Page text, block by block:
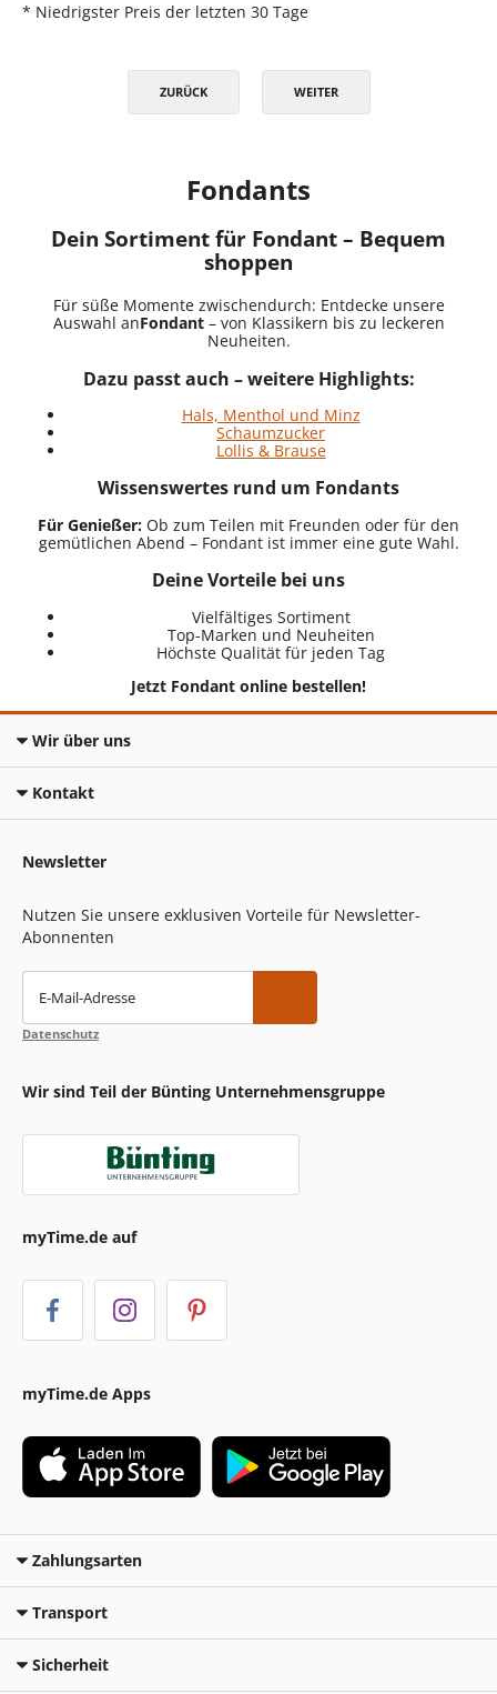
* Niedrigster Preis der letzten 30 Tage
ZURÜCK WEITER
Fondants
Dein Sortiment für Fondant – Bequem
shoppen
Für süße Momente zwischendurch: Entdecke unsere
Auswahl anFondant– von Klassikern bis zu leckeren
Neuheiten.
Dazu passt auch – weitere Highlights:
Hals, Menthol und Minz
Schaumzucker
Lollis & Brause
Wissenswertes rund um Fondants
Für Genießer: Ob zum Teilen mit Freunden oder für den
gemütlichen Abend – Fondant ist immer eine gute Wahl.
Deine Vorteile bei uns
Vielfältiges Sortiment
Top-Marken und Neuheiten
Höchste Qualität für jeden Tag
Jetzt Fondant online bestellen!
Wir über uns
Kontakt
Newsletter
Nutzen Sie unsere exklusiven Vorteile für Newsletter-
Abonnenten
E-Mail-Adresse
Datenschutz
Wir sind Teil der Bünting Unternehmensgruppe
myTime.de auf
myTime.de Apps
Zahlungsarten
Transport
Sicherheit